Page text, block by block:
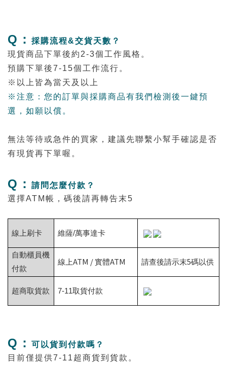
Q：
採購流程&交貨天數？
現貨商品下單後約2-3個工作風格。
預購下單後7-15個工作流行。
※以上皆為當天及以上
※ 注意：您的訂單與採購商品有我們檢測後一鍵預
選，如願以償。
無法等待或急件的買家，建議先聯繫小幫手確認是否
有現貨再下單喔。
Q：
請問怎麼付款？
選擇ATM帳，碼後請再轉告末5
線上刷卡 維薩/萬事達卡
自動櫃員機
付款
線上ATM /實體ATM 請查後請示末5碼以供
超商取貨款 7-11取貨付款
Q：
可以貨到付款嗎？
目前僅提供7-11超商貨到貨款。